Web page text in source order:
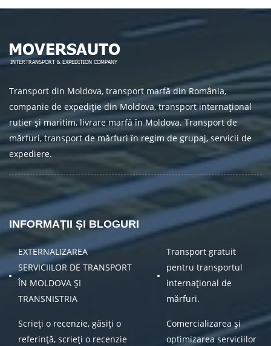
Transport din Moldova, transport marfă din România,
companie de expediție din Moldova, transport internațional
rutier și maritim, livrare marfă în Moldova. Transport de
mărfuri, transport de mărfuri în regim de grupaj, servicii de
expediere.
INFORMAȚII ȘI BLOGURI
EXTERNALIZAREA
SERVICIILOR DE TRANSPORT
ÎN MOLDOVA ȘI
TRANSNISTRIA
Scrieți o recenzie, găsiți o
referință, scrieți o recenzie
Transport gratuit
pentru transportul
internațional de
mărfuri.
Comercializarea și
optimizarea serviciilor